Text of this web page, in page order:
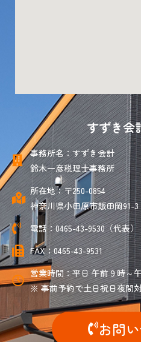
すずき会
事務所名：すずき会計
鈴木一彦税理士事務所
所在地：〒250-0854
神奈川県小田原市飯田岡91-3
電話：0465-43-9530（代表）
FAX：0465-43-9531
営業時間：平日 午前９時～
※ 事前予約で土日祝日夜間
お問